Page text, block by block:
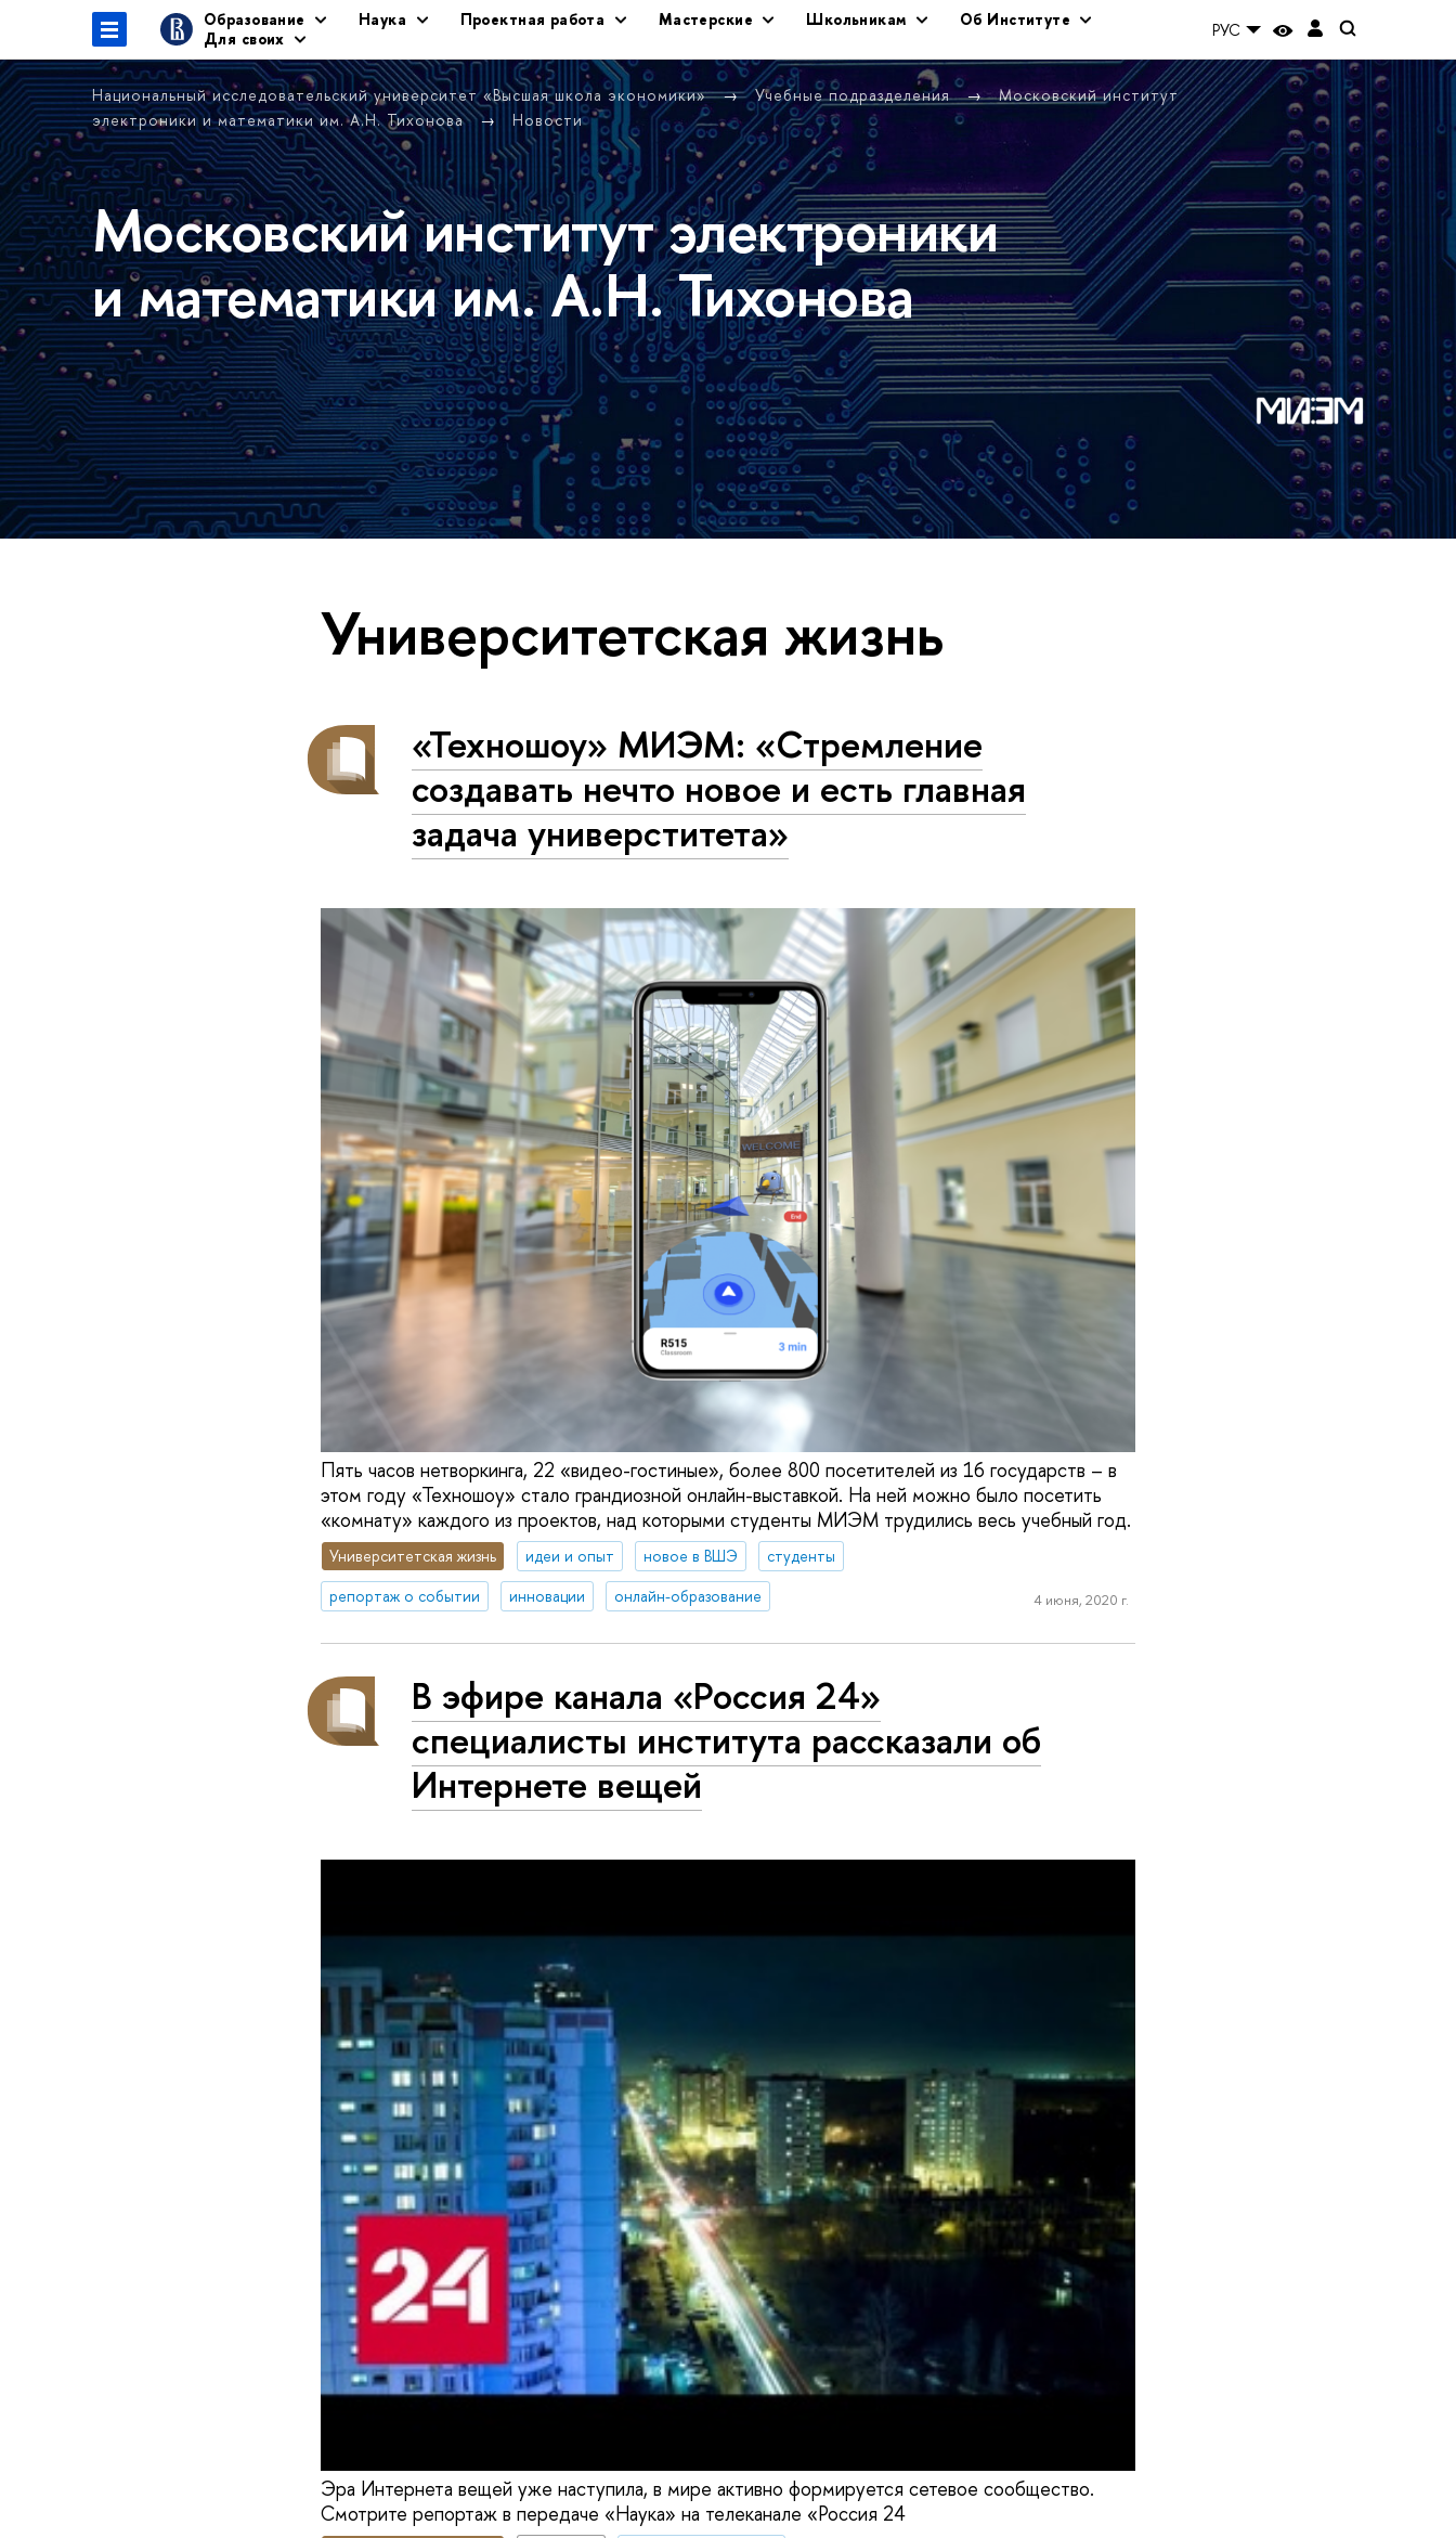
Образование Наука Проектная работа Мастерские Школьникам
Об Институте
Для своих
РУС
Национальный исследовательский университет «Высшая школа экономики» Учебные подразделения
Московский институт
электроники и математики им. А.Н. Тихонова
Новости
Московский институт электроники
и математики им. А.Н. Тихонова
Университетская жизнь
«Техношоу» МИЭМ: «Стремление
создавать нечто новое и есть главная
задача универститета»
Пять часов нетворкинга, 22 «видео-гостиные», более 800 посетителей из 16 государств – в
этом году «Техношоу» стало грандиозной онлайн-выставкой. На ней можно было посетить
«комнату» каждого из проектов, над которыми студенты МИЭМ трудились весь учебный год.
Университетская жизнь идеи и опыт новое в ВШЭ
студенты
репортаж о событии
инновации онлайн-образование 4 июня, 2020 г.
В эфире канала «Россия 24»
специалисты института рассказали об
Интернете вещей
Эра Интернета вещей уже наступила, в мире активно формируется сетевое сообщество.
Смотрите репортаж в передаче «Наука» на телеканале «Россия 24